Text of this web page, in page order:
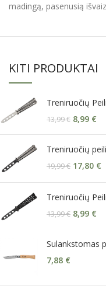
madingą, pasenusią
KITI PRODUKTAI
Treniruočių
13,99€ 8,99 €
Treniruočių
19,99€ 17,80 €
Treniruočių
13,99€ 8,99 €
Sulankstomas
7,88 €